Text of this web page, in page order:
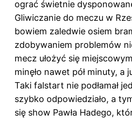
ograć świetnie
Gliwiczanie do meczu w
bowiem zaledwie osiem
zdobywaniem problemów
mecz ułożyć się
minęło nawet pół minuty, a
Taki falstart nie podłamał
szybko odpowiedziało, a
się show Pawła Hadego,